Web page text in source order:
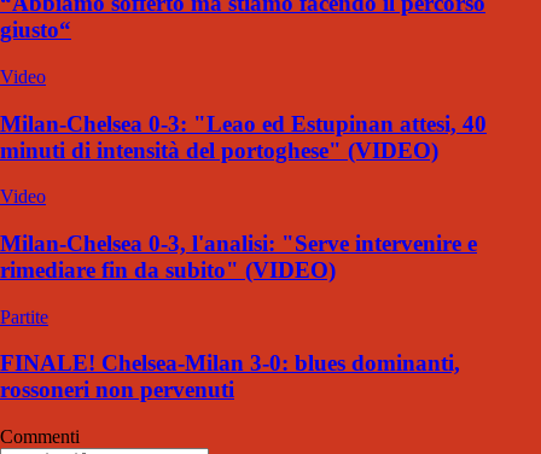
giusto“
Video
Milan-Chelsea 0-3: "Leao ed Estupinan attesi, 40
minuti di intensità del portoghese" (VIDEO)
Video
Milan-Chelsea 0-3, l'analisi: "Serve intervenire e
rimediare fin da subito" (VIDEO)
Partite
FINALE! Chelsea-Milan 3-0: blues dominanti,
rossoneri non pervenuti
Commenti